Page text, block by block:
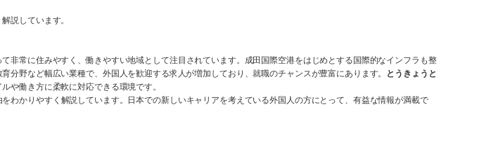
説しています。
非常に住みやすく、働きやすい地域として注目されています。成田国際空港をはじめとする国際的なインフラも整
野など幅広い業種で、外国人を歓迎する求人が増加しており、就職のチャンスが豊富にあります。
とうきょうと
や働き方に柔軟に対応できる環境です。
わかりやすく解説しています。日本での新しいキャリアを考えている外国人の方にとって、有益な情報が満載で